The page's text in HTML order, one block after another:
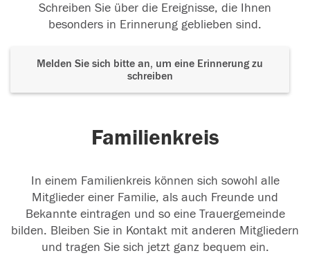
Schreiben Sie über die Ereignisse, die Ihnen
besonders in Erinnerung geblieben sind.
Melden Sie sich bitte an, um eine Erinnerung zu
schreiben
Familienkreis
In einem Familienkreis können sich sowohl alle
Mitglieder einer Familie, als auch Freunde und
Bekannte eintragen und so eine Trauergemeinde
bilden. Bleiben Sie in Kontakt mit anderen Mitgliedern
und tragen Sie sich jetzt ganz bequem ein.